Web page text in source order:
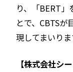
り、「BERT
とで、CBTS
現してまいりま
【株式会社シ